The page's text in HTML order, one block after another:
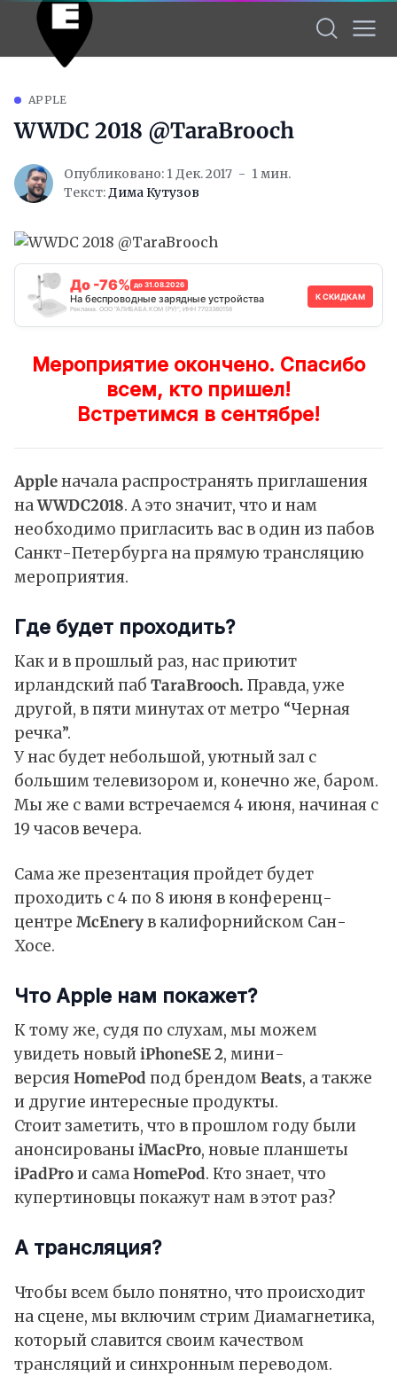
APPLE
WWDC 2018 @TaraBrooch
Опубликовано: 1 Дек. 2017
1 мин.
Текст:Дима Кутузов
До -76% до 31.08.2026
На беспроводные зарядные устройства
Реклама. ООО "АЛИБАБА.КОМ (РУ)", ИНН 7703380158
К СКИДКАМ
Мероприятие окончено. Спасибо
всем, кто пришел!
Встретимся в сентябре!
Appleначала распространять приглашения
наWWDC2018. А это значит, что и нам
необходимо пригласить вас в один из пабов
Санкт-Петербурга на прямую трансляцию
мероприятия.
Где будет проходить?
Как и впрошлый раз, нас приютит
ирландский паб TaraBrooch. Правда, уже
другой, в пяти минутах от метро “Черная
речка”.
У нас будет небольшой, уютный зал с
большим телевизором и, конечно же, баром.
Мы же с вами встречаемся 4 июня, начиная с
19 часов вечера.
Сама же презентация пройдет будет
проходить с 4 по 8 июня в конференц-
центре McEneryв калифорнийском Сан-
Хосе.
Что Apple нам покажет?
К тому же, судя по слухам, мы можем
увидеть новыйiPhoneSE 2, мини-
версияHomePod под брендомBeats, а также
и другие интересные продукты.
Стоит заметить, что в прошлом году были
анонсированы iMacPro, новые планшеты
iPadProи самаHomePod. Кто знает, что
купертиновцы покажут нам в этот раз?
А трансляция?
Чтобы всем было понятно, что происходит
на сцене, мы включим стрим Диамагнетика,
который славится своим качеством
трансляций и синхронным переводом.